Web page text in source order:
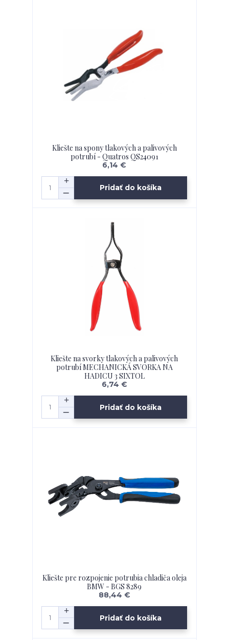
Kliešte na spony tlakových a palivových
potrubí - Quatros QS24091
6,14 €
Pridať do košíka
Kliešte na svorky tlakových a palivových
potrubí MECHANICKÁ SVORKA NA
HADICU 3 SIXTOL
6,74 €
Pridať do košíka
Kliešte pre rozpojenie potrubia chladiča oleja
BMW - BGS 8289
88,44 €
Pridať do košíka